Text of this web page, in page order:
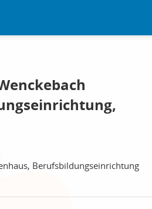
Berufsbildungseinrichtung